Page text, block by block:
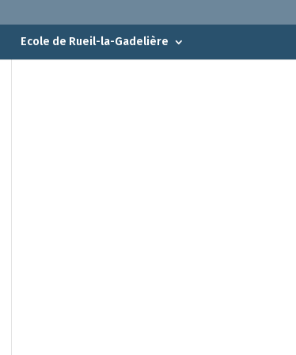
Ecole de Rueil-la-Gadelière